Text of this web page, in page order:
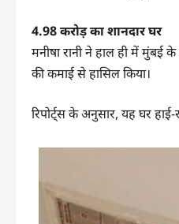
4.98 करोड़ का शानदार घर
मनीषा रानी ने हाल ही में मुंबई
की कमाई से हासिल किया।
रिपोर्ट्स के अनुसार, यह घर